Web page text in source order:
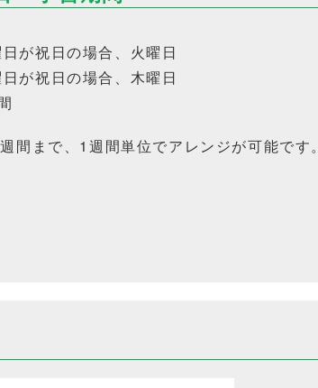
が祝日の場合、火曜日
が祝日の場合、木曜日
間まで、1週間単位でアレンジが可能です。